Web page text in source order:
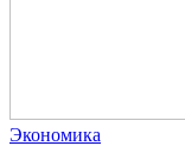
Экономика